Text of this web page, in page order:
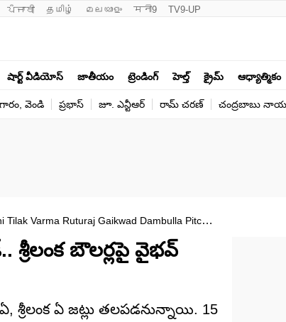
ਪੰਜਾਬੀ தமிழ் മലയാളം मनी9 TV9-UP
షార్ట్ వీడియోస్ జాతీయం ట్రెండింగ్ హెల్త్‌ క్రైమ్ ఆధ్యాత్మికం
వెండి ప్రభాస్ జూ. ఎన్టీఆర్ రామ్ చ‌ర‌ణ్‌ చంద్రబాబు
Tilak Varma Ruturaj Gaikwad Dambulla Pitch
శ్రీలంక బౌలర్లపై వైభవ్
శ్రీలంక ఏ జట్లు తలపడనున్నాయి. 15